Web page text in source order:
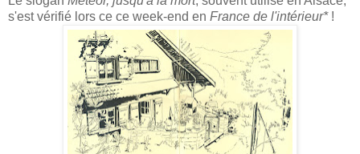
s'est vérifié lors ce ce week-end en France de l'intérieur*!